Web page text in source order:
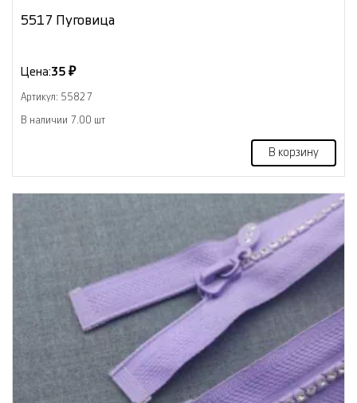
5517 Пуговица
Цена:35 ₽
Артикул: 55827
В наличии 7.00 шт
В корзину